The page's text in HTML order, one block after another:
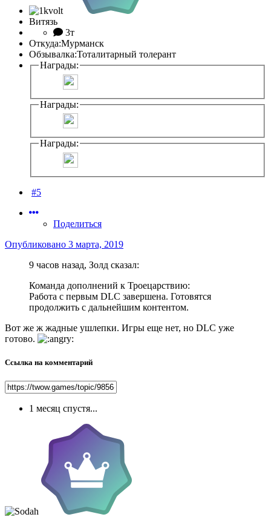
Витязь
3т
Откуда:Мурманск
Обзывалка:Тоталитарный толерант
Награды:
Награды:
Награды:
#5
Поделиться
Опубликовано 3 марта, 2019
9 часов назад, Золд сказал:
Команда дополнений к Троецарствию:
Работа с первым DLC завершена. Готовятся
продолжить с дальнейшим контентом.
Вот же ж жадные ушлепки. Игры еще нет, но DLC уже
готово.
Ссылка на комментарий
1 месяц спустя...